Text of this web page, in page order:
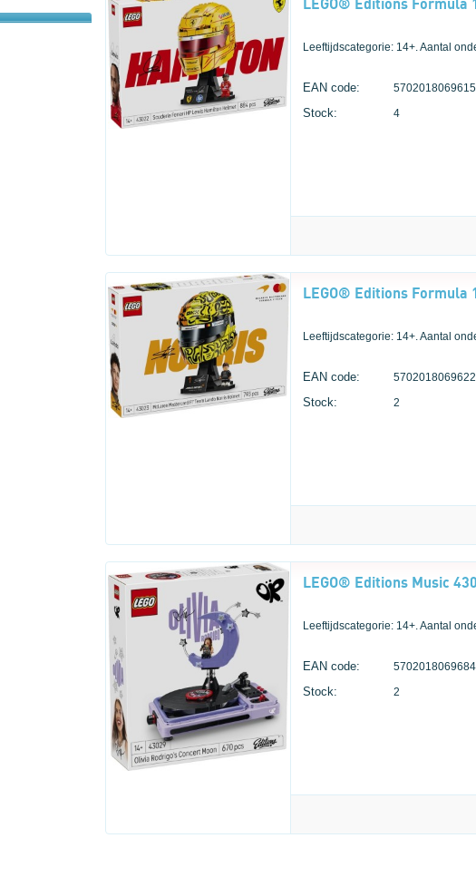
Leeftijdscategorie: 14+. Aantal
EAN code: 5702018069615
Stock: 4
Leeftijdscategorie: 14+. Aantal
EAN code: 5702018069622
Stock: 2
Leeftijdscategorie: 14+. Aantal
EAN code: 5702018069684
Stock: 2